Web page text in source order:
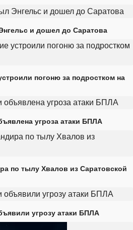
и дошел до Саратова
погоню за подростком на
угроза атаки БПЛА
по тылу Хвалов из Саратовской
угрозу атаки БПЛА